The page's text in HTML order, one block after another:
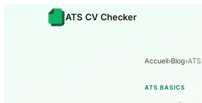
ATS CV Checker
Accueil›Blog›
ATS BASICS